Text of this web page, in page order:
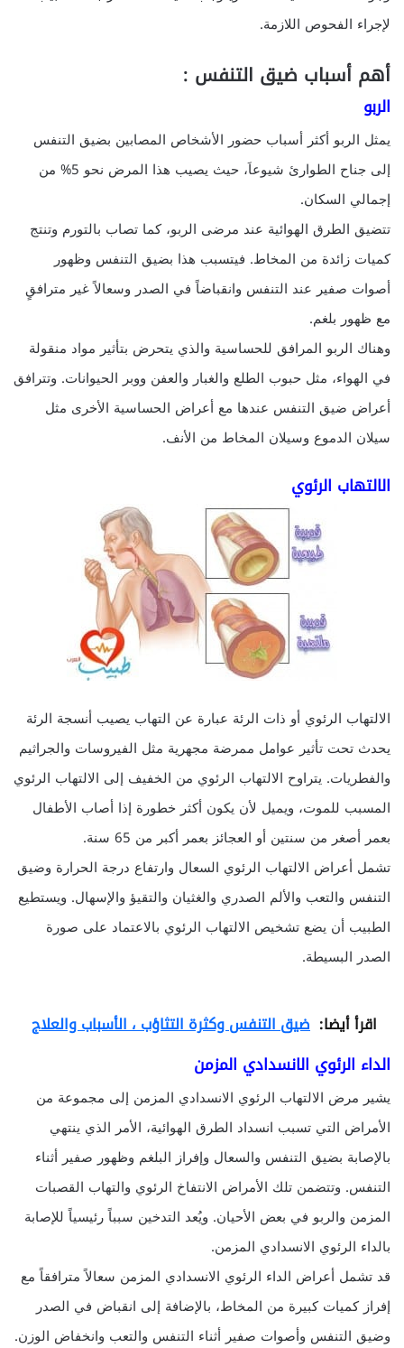
لإجراء الفحوص اللازمة.
أهم أسباب ضيق التنفس :
الربو
يمثل الربو أكثر أسباب حضور الأشخاص المصابين بضيق التنفس
إلى جناح الطوارئ شيوعاَ، حيث يصيب هذا المرض نحو 5% من
إجمالي السكان.
تتضيق الطرق الهوائية عند مرضى الربو، كما تصاب بالتورم وتنتج
كميات زائدة من المخاط. فيتسبب هذا بضيق التنفس وظهور
أصوات صفير عند التنفس وانقباضاً في الصدر وسعالاً غير مترافقٍ
مع ظهور بلغم.
وهناك الربو المرافق للحساسية والذي يتحرض بتأثير مواد منقولة
في الهواء، مثل حبوب الطلع والغبار والعفن ووبر الحيوانات. وتترافق
أعراض ضيق التنفس عندها مع أعراض الحساسية الأخرى مثل
سيلان الدموع وسيلان المخاط من الأنف.
الالتهاب الرئوي
الالتهاب الرئوي أو ذات الرئة عبارة عن التهاب يصيب أنسجة الرئة
يحدث تحت تأثير عوامل ممرضة مجهرية مثل الفيروسات والجراثيم
والفطريات. يتراوح الالتهاب الرئوي من الخفيف إلى الالتهاب الرئوي
المسبب للموت، ويميل لأن يكون أكثر خطورة إذا أصاب الأطفال
بعمر أصغر من سنتين أو العجائز بعمر أكبر من 65 سنة.
تشمل أعراض الالتهاب الرئوي السعال وارتفاع درجة الحرارة وضيق
التنفس والتعب والألم الصدري والغثيان والتقيؤ والإسهال. ويستطيع
الطبيب أن يضع تشخيص الالتهاب الرئوي بالاعتماد على صورة
الصدر البسيطة.
اقرأ أيضا: ضيق التنفس وكثرة التثاؤب ، الأسباب والعلاج
الداء الرئوي الانسدادي المزمن
يشير مرض الالتهاب الرئوي الانسدادي المزمن إلى مجموعة من
الأمراض التي تسبب انسداد الطرق الهوائية، الأمر الذي ينتهي
بالإصابة بضيق التنفس والسعال وإفراز البلغم وظهور صفير أثناء
التنفس. وتتضمن تلك الأمراض الانتفاخ الرئوي والتهاب القصبات
المزمن والربو في بعض الأحيان. ويُعد التدخين سبباً رئيسياً للإصابة
بالداء الرئوي الانسدادي المزمن.
قد تشمل أعراض الداء الرئوي الانسدادي المزمن سعالاً مترافقاً مع
إفراز كميات كبيرة من المخاط، بالإضافة إلى انقباض في الصدر
وضيق التنفس وأصوات صفير أثناء التنفس والتعب وانخفاض الوزن.